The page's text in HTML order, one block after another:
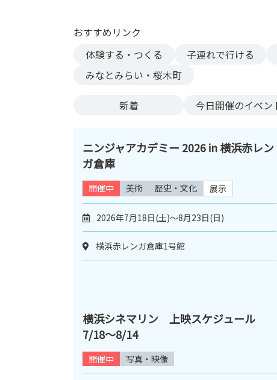
おすすめリンク
体験する・つくる
子連れで行ける
みなとみらい・桜木町
新着 今日開催のイベン
ニンジャアカデミー 2026 in 横浜赤レン
ガ倉庫
開催中 美術 歴史・文化 展示
2026年7月18日(土)～8月23日(日)
横浜赤レンガ倉庫1号館
横浜シネマリン 上映スケジュール
7/18～8/14
開催中 写真・映像